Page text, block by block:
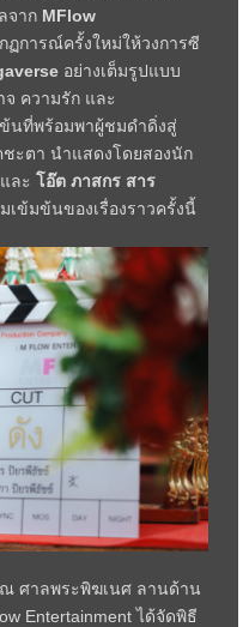
จาก MFlow
ฏการณ์ครั้งใหม่ให้วงการซี
อย่างเต็มรูปแบบ
จ ความรัก และ
นที่พร้อมพาผู้ชมดำดิ่งสู่
ะตา นำแสดงโดยสองนัก
ละ โอ๊ต ภาสกร สาร
เข้มข้นของเรื่องราวครั้งนี้
ณ ศาลพระพิฆเนศ ลานด้าน
Entertainmentได้จัดพิธี